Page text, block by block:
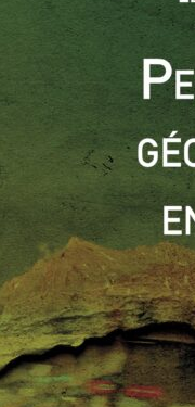
le point
– même si de
a ainsi « préparé »
une coopération
américain
sans elle sur
Pékin à la cause
mais sur les deux
du Parti
la Chine a
bouclier antimissile
environ un an.
Corée du Sud-États-
de Donald Trump.